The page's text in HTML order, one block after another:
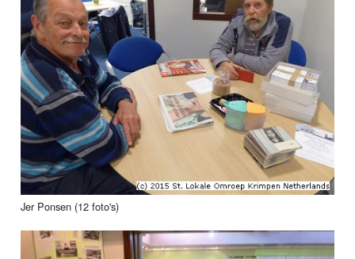
Jer Ponsen (12 foto's)